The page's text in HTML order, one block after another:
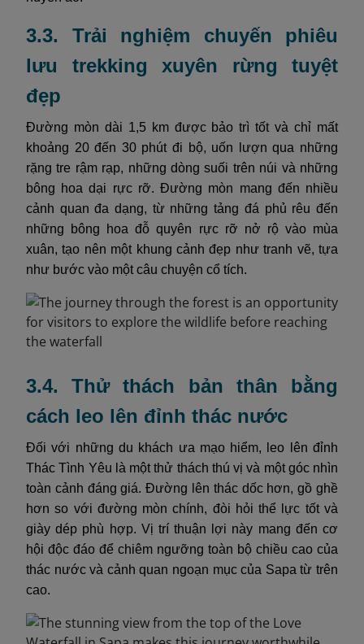
3.3. Trải nghiệm chuyến phiêu
lưu trekking xuyên rừng tuyệt
đẹp
Đường mòn dài 1,5 km được bảo trì tốt và chỉ mất
khoảng 20 đến 30 phút đi bộ, uốn lượn qua những
rặng tre rậm rạp, những dòng suối trên núi và những
bông hoa dại rực rỡ. Đường mòn mang đến nhiều
cảnh quan đa dạng, từ những tảng đá phủ rêu đến
những bông hoa đỗ quyên rực rỡ nở rộ vào mùa
xuân, tạo nên một khung cảnh đẹp như tranh vẽ, tựa
như bước vào một câu chuyện cổ tích.
3.4. Thử thách bản thân bằng
cách leo lên đỉnh thác nước
Đối với những du khách ưa mạo hiểm, leo lên đỉnh
Thác Tình Yêu là một thử thách thú vị và một góc nhìn
toàn cảnh đáng giá. Đường lên thác dốc hơn, gồ ghề
hơn so với đường mòn chính, đòi hỏi thể lực tốt và
giày dép phù hợp. Vị trí thuận lợi này mang đến cơ
hội độc đáo để chiêm ngưỡng toàn bộ chiều cao của
thác nước và cảnh quan ngoạn mục của Sapa từ trên
cao.